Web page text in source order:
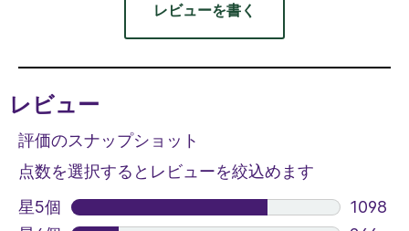
レビューを書く